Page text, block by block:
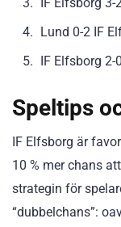
Lund 0-2 IF
IF Elfsborg 2-
Speltips
IF Elfsborg är
10 % mer chans
strategin för
“dubbelchans”: